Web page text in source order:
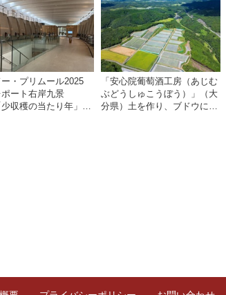
・プリムール2025
ート右岸九景
収穫の当たり年」を
「安心院葡萄酒工房（あじむ
ぶどうしゅこうぼう）」（大
分県）土を作り、ブドウに向